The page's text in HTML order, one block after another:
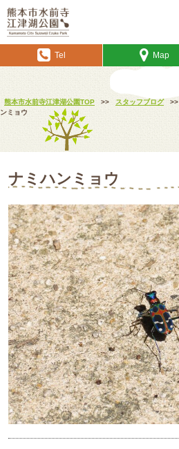
Tel Map
熊本市水前寺江津湖公園TOP >> スタッフブログ >>
ンミョウ
ナミハンミョウ